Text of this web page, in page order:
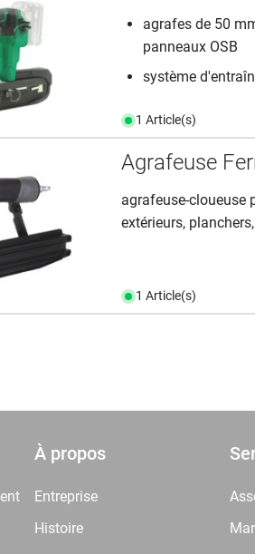
agrafes de 50
panneaux OSB
système
1 Article(s)
Agrafeuse
agrafeuse-cloueuse
extérieurs,
1 Article(s)
À propos
Entreprise
Histoire